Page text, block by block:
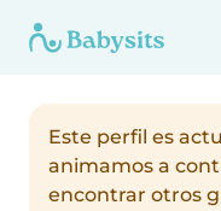
Este perfil es
animamos a
encontrar otros